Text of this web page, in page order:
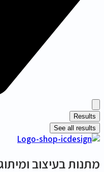
Results
See all results
מתנות בעיצוב